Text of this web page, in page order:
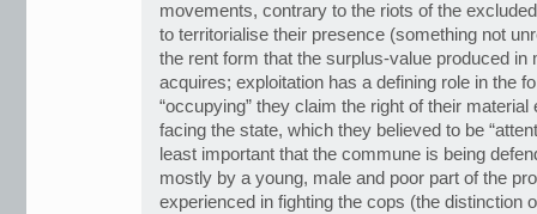
movements, contrary to the riots of the
to territorialise their presence (something not
the rent form that the surplus-value produced in
acquires; exploitation has a defining role in the
“occupying” they claim the right of their
facing the state, which they believed to be
least important that the commune is being
mostly by a young, male and poor part of the
experienced in fighting the cops (the distinction